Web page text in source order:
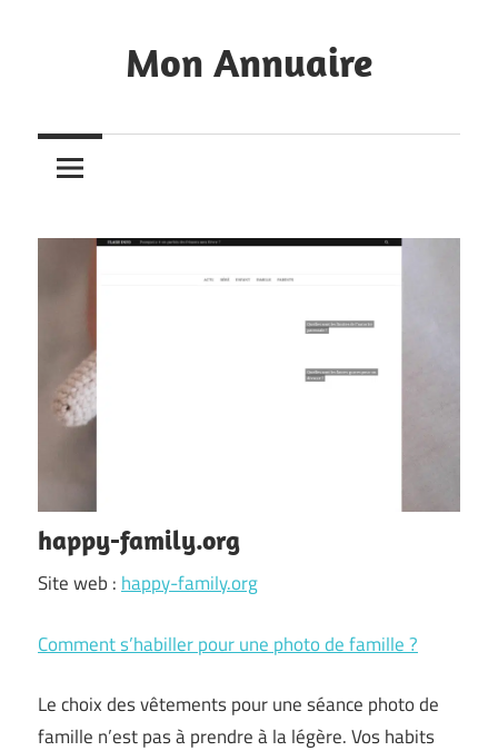
Mon Annuaire
happy-family.org
Site web :happy-family.org
Comment s’habiller pour une photo de famille ?
Le choix des vêtements pour une séance photo de
famille n’est pas à prendre à la légère. Vos habits